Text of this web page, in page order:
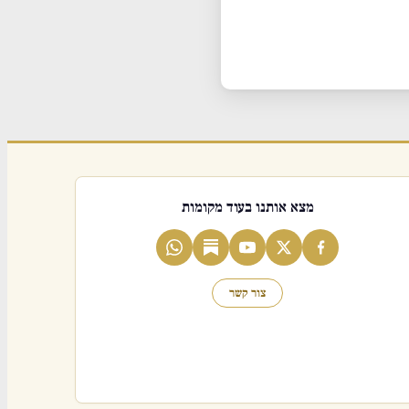
מצא אותנו בעוד מקומות
צור קשר